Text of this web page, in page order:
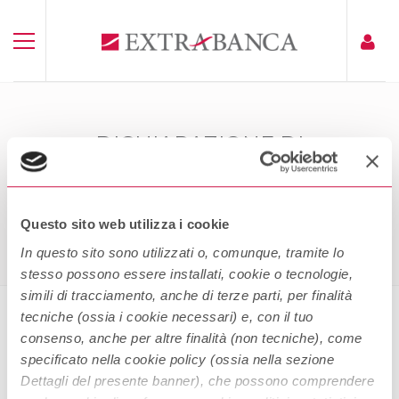
Questo sito web utilizza i cookie
In questo sito sono utilizzati o, comunque, tramite lo
stesso possono essere installati, cookie o tecnologie,
simili di tracciamento, anche di terze parti, per finalità
tecniche (ossia i cookie necessari) e, con il tuo
consenso, anche per altre finalità (non tecniche), come
specificato nella cookie policy (ossia nella sezione
Dettagli del presente banner), che possono comprendere
DICHIARAZIONE DI
ACCESSIBILITÀ INTERNET
BANKING RETAIL
Home Dichiarazione Di Accessibilità Internet Banking Retail
Dichiarazione di Accessibilità
Internet Banking Retail